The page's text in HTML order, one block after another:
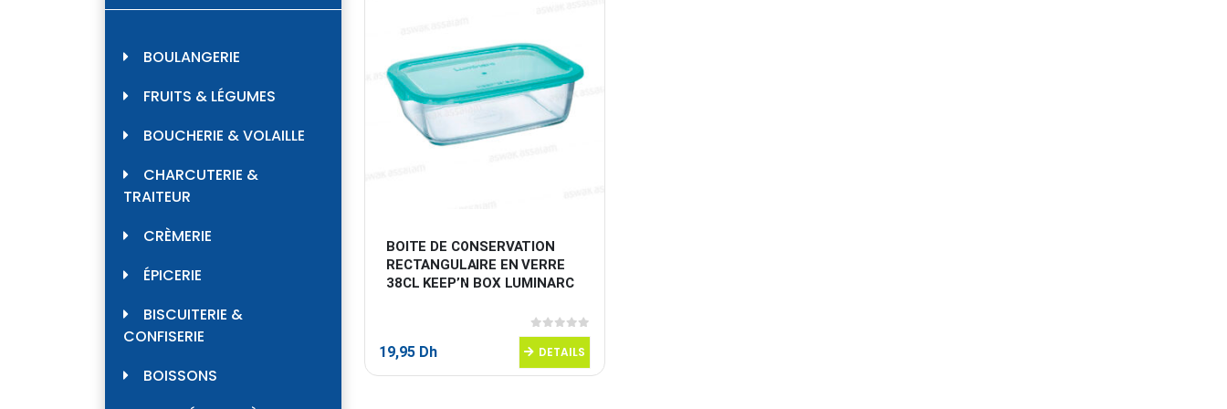
BOITE DE CONSERVATION
RECTANGULAIRE EN VERRE
38CL KEEP’N BOX LUMINARC
0sur 5
19,95 Dh DETAILS
BOULANGERIE
FRUITS & LÉGUMES
BOUCHERIE & VOLAILLE
CHARCUTERIE &
TRAITEUR
CRÈMERIE
ÉPICERIE
BISCUITERIE &
CONFISERIE
BOISSONS